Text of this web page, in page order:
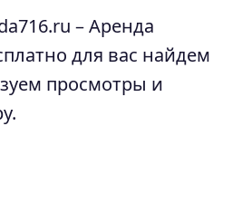
– Аренда
для вас найдем
просмотры и